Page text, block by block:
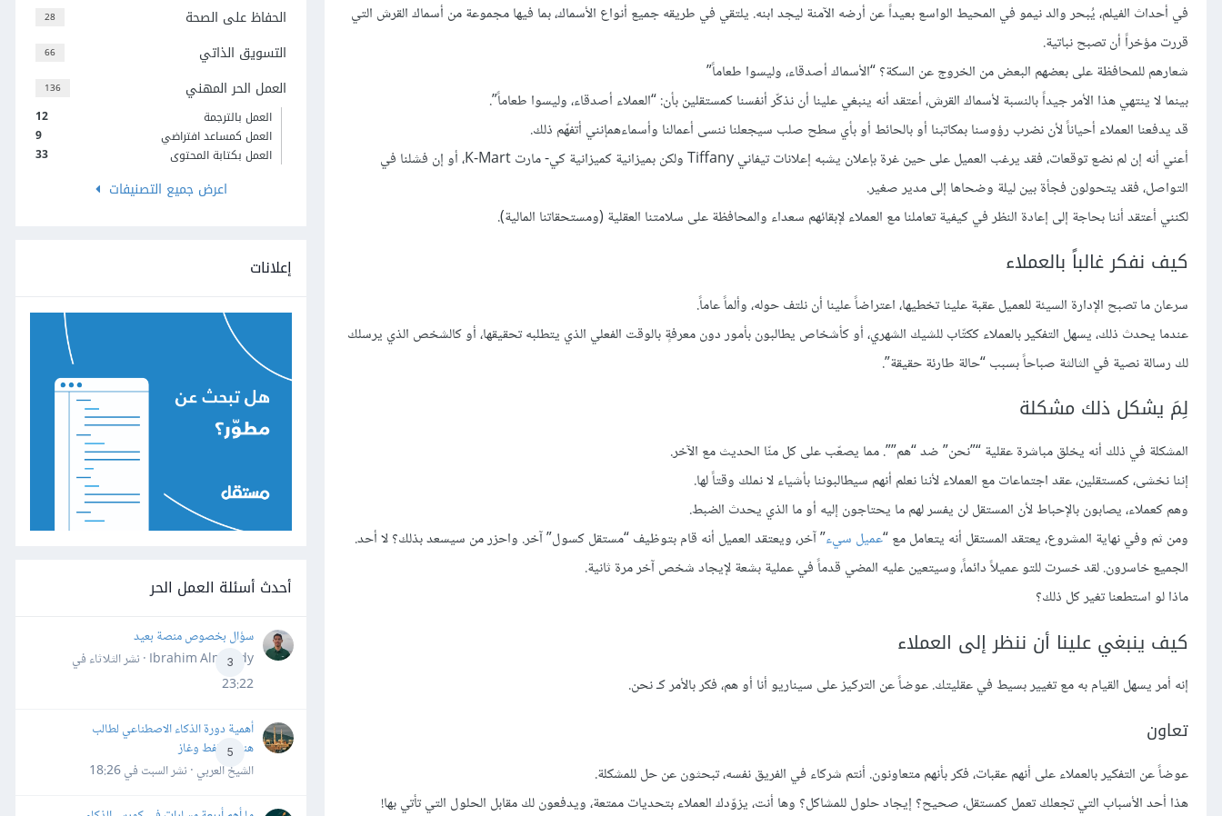
في أحداث الفيلم، يُبحر والد نيمو في المحيط الواسع بعيداً عن أرضه الآمنة ليجد ابنه. يلتقي في طريقه جميع أنواع الأسماك، بما فيها مجموعة من أسماك القرش التي
قررت مؤخراً أن تصبح نباتية.
شعارهم للمحافظة على بعضهم البعض من الخروج عن السكة؟ “الأسماك أصدقاء، وليسوا طعاماً”
بينما لا ينتهي هذا الأمر جيداً بالنسبة لأسماك القرش، أعتقد أنه ينبغي علينا أن نذكّر أنفسنا كمستقلين بأن: “العملاء أصدقاء، وليسوا طعاماً”.
قد يدفعنا العملاء أحياناً لأن نضرب رؤوسنا بمكاتبنا أو بالحائط أو بأي سطح صلب سيجعلنا ننسى أعمالنا وأسماءهمإنني أتفهّم ذلك.
أعني أنه إن لم نضع توقعات، فقد يرغب العميل على حين غرة بإعلان يشبه إعلانات تيفاني Tiffany ولكن بميزانية كميزانية كي- مارت K-Mart، أو إن فشلنا في
التواصل، فقد يتحولون فجأة بين ليلة وضحاها إلى مدير صغير.
لكنني أعتقد أننا بحاجة إلى إعادة النظر في كيفية تعاملنا مع العملاء لإبقائهم سعداء والمحافظة على سلامتنا العقلية (ومستحقاتنا المالية).
كيف نفكر غالباً بالعملاء
سرعان ما تصبح الإدارة السيئة للعميل عقبة علينا تخطيها، اعتراضاً علينا أن نلتف حوله، وألماً عاماً.
عندما يحدث ذلك، يسهل التفكير بالعملاء ككتّاب للشيك الشهري، أو كأشخاص يطالبون بأمور دون معرفةٍ بالوقت الفعلي الذي يتطلبه تحقيقها، أو كالشخص الذي يرسلك
لك رسالة نصية في الثالثة صباحاً بسبب “حالة طارئة حقيقة”.
لِمَ يشكل ذلك مشكلة
المشكلة في ذلك أنه يخلق مباشرة عقلية “”نحن” ضد “هم””. مما يصعّب على كل منّا الحديث مع الآخر.
إننا نخشى، كمستقلين، عقد اجتماعات مع العملاء لأننا نعلم أنهم سيطالبوننا بأشياء لا نملك وقتاً لها.
وهم كعملاء، يصابون بالإحباط لأن المستقل لن يفسر لهم ما يحتاجون إليه أو ما الذي يحدث الضبط.
ومن ثم وفي نهاية المشروع، يعتقد المستقل أنه يتعامل مع “عميل سيء” آخر، ويعتقد العميل أنه قام بتوظيف “مستقل كسول” آخر. واحزر من سيسعد بذلك؟ لا أحد.
الجميع خاسرون. لقد خسرت للتو عميلاً دائماً، وسيتعين عليه المضي قدماً في عملية بشعة لإيجاد شخص آخر مرة ثانية.
ماذا لو استطعنا تغير كل ذلك؟
كيف ينبغي علينا أن ننظر إلى العملاء
إنه أمر يسهل القيام به مع تغيير بسيط في عقليتك. عوضاً عن التركيز على سيناريو أنا أو هم، فكر بالأمر كـ نحن.
تعاون
عوضاً عن التفكير بالعملاء على أنهم عقبات، فكر بأنهم متعاونون. أنتم شركاء في الفريق نفسه، تبحثون عن حل للمشكلة.
هذا أحد الأسباب التي تجعلك تعمل كمستقل، صحيح؟ إيجاد حلول للمشاكل؟ وها أنت، يزوّدك العملاء بتحديات ممتعة، ويدفعون لك مقابل الحلول التي تأتي بها!
28 الحفاظ على الصحة
66 التسويق الذاتي
136 العمل الحر المهني
12
العمل بالترجمة
9
العمل كمساعد افتراضي
33
العمل بكتابة المحتوى
اعرض جميع التصنيفات
إعلانات
أحدث أسئلة العمل الحر
3
سؤال بخصوص منصة بعيد
Ibrahim Almahdy · نشر
الثلاثاء في
23:22
5
أهمية دورة الذكاء الاصطناعي لطالب
هندسة نفط وغاز
الشيخ العربي · نشرالسبت في 18:26